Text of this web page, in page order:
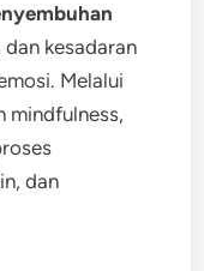
kesadaran
Melalui
mindfulness,
dan